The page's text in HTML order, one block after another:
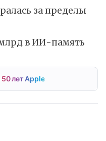
за пределы
в ИИ-память
лет Apple